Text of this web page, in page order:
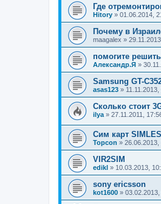
Где
Hitory » 01.06.2014,
Почему в
maagalex »
помогите
Александр.Я »
Samsung GT-
asas123 »
Сколько стоит
ilya » 27.11.2011,
Сим карт
Topcon » 26.06.2013,
VIR2SIM
edikl » 10.03.2013,
sony ericsson
kot1600 »